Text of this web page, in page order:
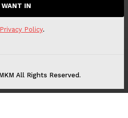
WANT IN
Privacy Policy.
All Rights Reserved.